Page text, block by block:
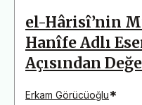
edilecektir. Bu nedenle
önce çalışmanızın
düzenlendiğinden emin
Yayın İnceleme
• Editör İncelemesi
el-Hârisî’nin
Hanîfe Adlı
Açısından
Erkam Görücüoğlu*